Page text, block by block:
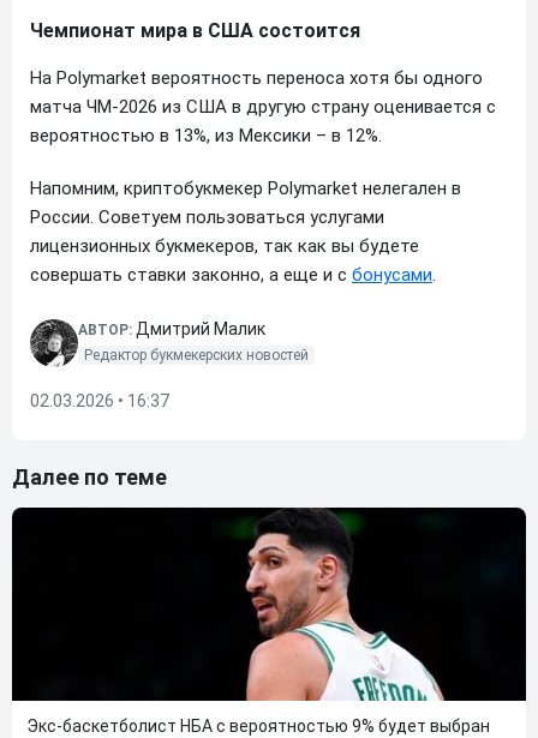
Чемпионат мира в США состоится
На Polymarket вероятность переноса хотя бы одного
матча ЧМ-2026 из США в другую страну оценивается с
вероятностью в 13%, из Мексики – в 12%.
Напомним, криптобукмекер Polymarket нелегален в
России. Советуем пользоваться услугами
лицензионных букмекеров, так как вы будете
совершать ставки законно, а еще и с бонусами.
АВТОР: Дмитрий Малик
Редактор букмекерских новостей
02.03.2026 • 16:37
Далее по теме
Экс-баскетболист НБА с вероятностью 9% будет выбран